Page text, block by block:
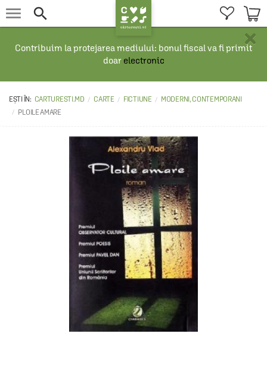
 
×
Contribuim la protejarea mediului: bonul fiscal va fi primit
doar electronic
CARTURESTI.MD CARTE FICTIUNE
MODERNI, CONTEMPORANI
PLOILE AMARE